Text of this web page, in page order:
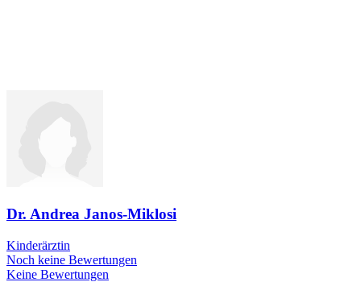
Dr. Andrea Janos-Miklosi
Kinderärztin
Noch keine Bewertungen
Keine Bewertungen